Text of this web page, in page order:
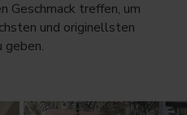
Geschmack treffen, um
und originellsten
geben.